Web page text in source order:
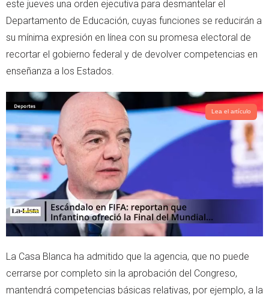
r
p
p
este jueves una orden ejecutiva para desmantelar el
Departamento de Educación, cuyas funciones se reducirán a
su mínima expresión en línea con su promesa electoral de
recortar el gobierno federal y de devolver competencias en
enseñanza a los Estados.
Lea el artículo
La Casa Blanca ha admitido que la agencia, que no puede
cerrarse por completo sin la aprobación del Congreso,
mantendrá competencias básicas relativas, por ejemplo, a la